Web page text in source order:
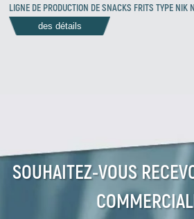
LIGNE DE PRODUCTION DE SNACKS FRITS TYPE
des détails
SOUHAITEZ-VOUS